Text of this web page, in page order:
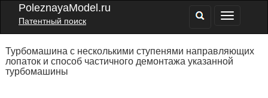
PoleznayaModel.ru
Патентный поиск
Турбомашина с несколькими ступенями направляющих
лопаток и способ частичного демонтажа указанной
турбомашины